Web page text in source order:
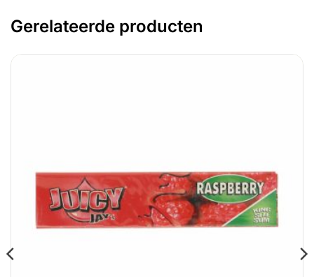
Gerelateerde producten